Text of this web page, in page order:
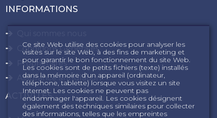
INFORMATIONS
Conditions Générales
Propriétaires
Assurance annulation
ACTIVITÉS
Ce site Web utilise des cookies pour analyser les
visites sur le site Web, à des fins de marketing et
pour garantir le bon fonctionnement du site Web.
Les cookies sont de petits fichiers (texte) installés
dans la mémoire d'un appareil (ordinateur,
téléphone, tablette) lorsque vous visitez un site
Internet. Les cookies ne peuvent pas
endommager l'appareil. Les cookies désignent
également des techniques similaires pour collecter
des informations, telles que les empreintes